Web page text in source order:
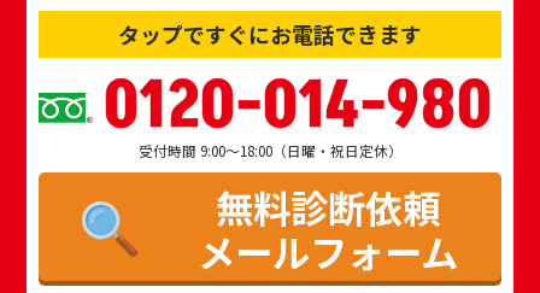
タップですぐにお電話できます
0120-014-980
受付時間 9:00～18:00（日曜・祝日定休）
無料診断依頼
メールフォーム